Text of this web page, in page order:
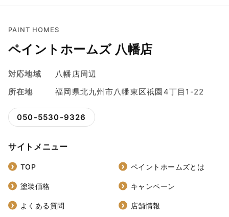
PAINT HOMES
ペイントホームズ 八幡店
対応地域
八幡店周辺
所在地
福岡県北九州市八幡東区祇園4丁目1-22
050-5530-9326
サイトメニュー
TOP ペイントホームズとは
塗装価格 キャンペーン
よくある質問 店舗情報